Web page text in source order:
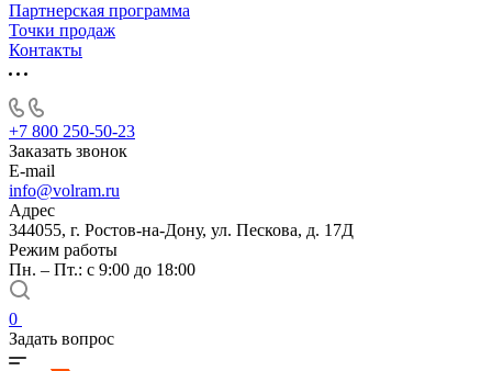
Партнерская программа
Точки продаж
Контакты
+7 800 250-50-23
Заказать звонок
E-mail
info@volram.ru
Адрес
344055, г. Ростов-на-Дону, ул. Пескова, д. 17Д
Режим работы
Пн. – Пт.: с 9:00 до 18:00
0
Задать вопрос